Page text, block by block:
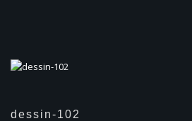
dessin-102